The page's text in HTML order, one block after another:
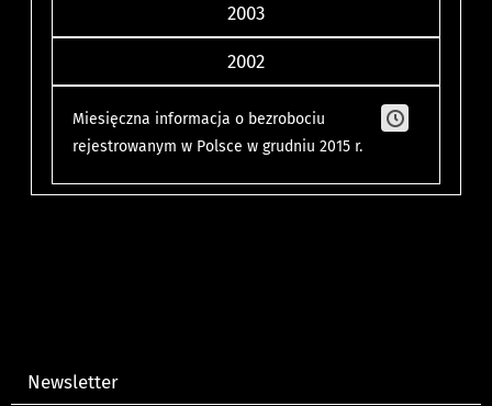
2003
2002
Miesięczna informacja o bezrobociu
rejestrowanym w Polsce w grudniu 2015 r.
Newsletter